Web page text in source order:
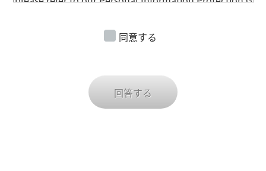
Personal Information Protection Guidelines
同意する
回答する